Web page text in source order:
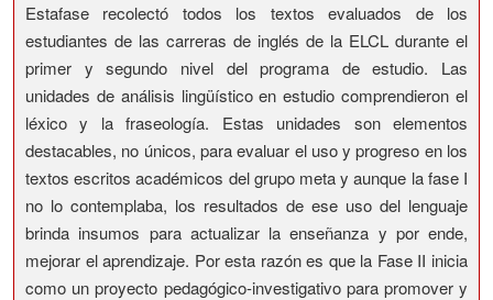
Estafase recolectó todos los textos evaluados de los
estudiantes de las carreras de inglés de la ELCL durante el
primer y segundo nivel del programa de estudio. Las
unidades de análisis lingüístico en estudio comprendieron el
léxico y la fraseología. Estas unidades son elementos
destacables, no únicos, para evaluar el uso y progreso en los
textos escritos académicos del grupo meta y aunque la fase I
no lo contemplaba, los resultados de ese uso del lenguaje
brinda insumos para actualizar la enseñanza y por ende,
mejorar el aprendizaje. Por esta razón es que la Fase II inicia
como un proyecto pedagógico-investigativo para promover y